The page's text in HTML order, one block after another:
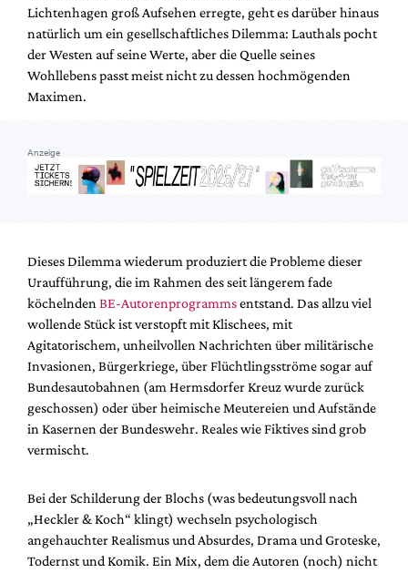
Lichtenhagen groß Aufsehen erregte, geht es darüber hinaus
natürlich um ein gesellschaftliches Dilemma: Lauthals pocht
der Westen auf seine Werte, aber die Quelle seines
Wohllebens passt meist nicht zu dessen hochmögenden
Maximen.
Anzeige
Dieses Dilemma wiederum produziert die Probleme dieser
Uraufführung, die im Rahmen des seit längerem fade
köchelnden BE-Autorenprogrammsentstand. Das allzu viel
wollende Stück ist verstopft mit Klischees, mit
Agitatorischem, unheilvollen Nachrichten über militärische
Invasionen, Bürgerkriege, über Flüchtlingsströme sogar auf
Bundesautobahnen (am Hermsdorfer Kreuz wurde zurück
geschossen) oder über heimische Meutereien und Aufstände
in Kasernen der Bundeswehr. Reales wie Fiktives sind grob
vermischt.
Bei der Schilderung der Blochs (was bedeutungsvoll nach
„Heckler & Koch“ klingt) wechseln psychologisch
angehauchter Realismus und Absurdes, Drama und Groteske,
Todernst und Komik. Ein Mix, dem die Autoren (noch) nicht